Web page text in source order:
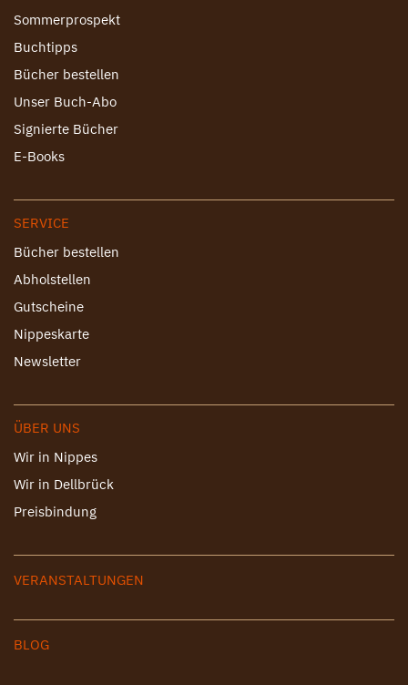
Sommerprospekt
Buchtipps
Bücher bestellen
Unser Buch-Abo
Signierte Bücher
E-Books
SERVICE
Bücher bestellen
Abholstellen
Gutscheine
Nippeskarte
Newsletter
ÜBER UNS
Wir in Nippes
Wir in Dellbrück
Preisbindung
VERANSTALTUNGEN
BLOG